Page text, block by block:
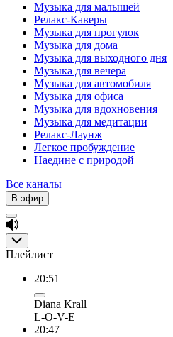
Музыка для малышей
Релакс-Каверы
Музыка для прогулок
Музыка для дома
Музыка для выходного дня
Музыка для вечера
Музыка для автомобиля
Музыка для офиса
Музыка для вдохновения
Музыка для медитации
Релакс-Лаунж
Легкое пробуждение
Наедине с природой
Все каналы
В эфир
Плейлист
20:51
Diana Krall
L-O-V-E
20:47